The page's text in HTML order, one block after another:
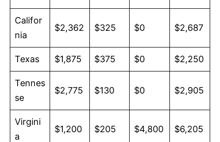
Califor
nia
$2,362 $325 $0 $2,687
Texas $1,875 $375 $0 $2,250
Tennes
se
$2,775 $130 $0 $2,905
Virgini
a
$1,200 $205 $4,800 $6,205